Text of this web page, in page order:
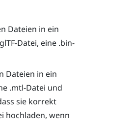
Dateien in ein
Datei, eine .bin-
Dateien in ein
.mtl-Datei und
sie korrekt
hochladen, wenn